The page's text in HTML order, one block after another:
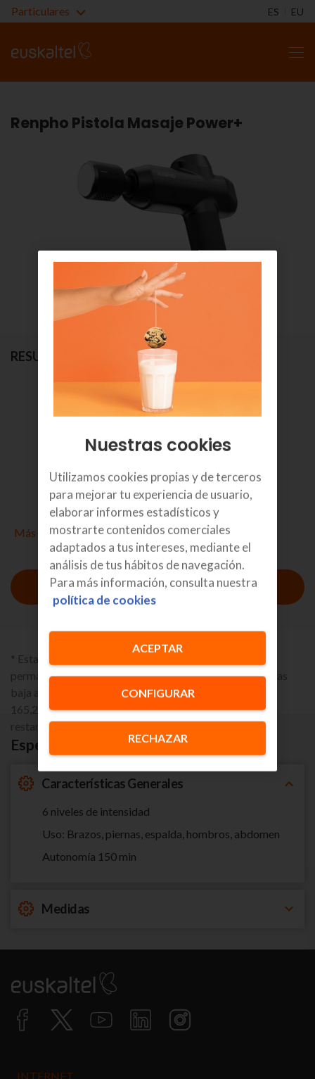
Particulares ES EU
Renpho Pistola Masaje Power+
RESUMEN
Selecciona el tipo de pago
2.5 €/mes
IVA incl.
por 36 meses
Más detalles
* Esta promoción lleva asociado un compromiso de
permanencia en el servicio de móvil de 24 meses. Si causas
baja antes de los 24 meses tendrás una penalización de
165,29€, prorrateables según el tiempo de permanencia
restante.
Especificaciones
Características Generales
6 niveles de intensidad
Uso: Brazos, piernas, espalda, hombros, abdomen
Autonomía 150 min
Medidas
INTERNET
Nuestras cookies
Utilizamos cookies propias y de terceros
para mejorar tu experiencia de usuario,
elaborar informes estadísticos y
mostrarte contenidos comerciales
adaptados a tus intereses, mediante el
análisis de tus hábitos de navegación.
Para más información, consulta nuestra
política de cookies
CONFIGURAR
RECHAZAR
ACEPTAR